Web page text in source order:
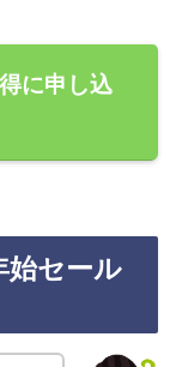
に申し込
始セール